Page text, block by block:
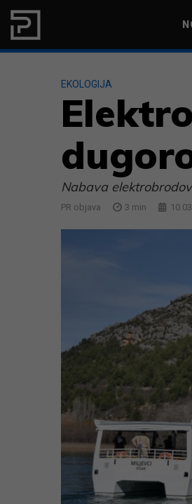
Skip to content
EKOLOGIJA
Nabava
PR objava 3 min